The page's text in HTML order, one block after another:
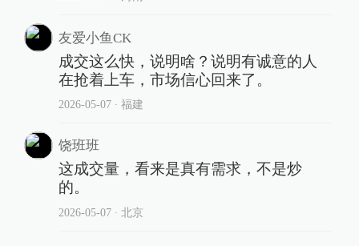
友爱小鱼CK
成交这么快，说明啥？说明有诚意的人
在抢着上车，市场信心回来了。
2026-05-07∙ 福建
饶班班
这成交量，看来是真有需求，不是炒
的。
2026-05-07∙ 北京